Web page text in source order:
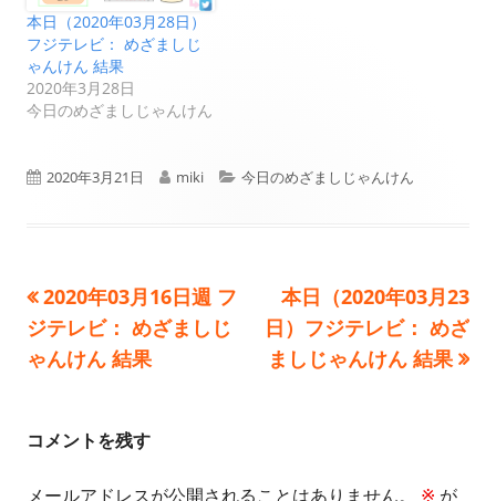
本日（2020年03月28日）
フジテレビ： めざましじ
ゃんけん 結果
2020年3月28日
今日のめざましじゃんけん
公
2020年3月21日
作
miki
カ
今日のめざましじゃんけん
投
稿
ビ
前
の
記
2020年03月16日週 フ
ジテレビ： めざましじ
ゃんけん 結果
次
の
記
本日（2020年03月23
日）フジテレビ： めざ
ましじゃんけん 結果
コメントを残す
メールアドレスが公開されることはありません。 ※ が